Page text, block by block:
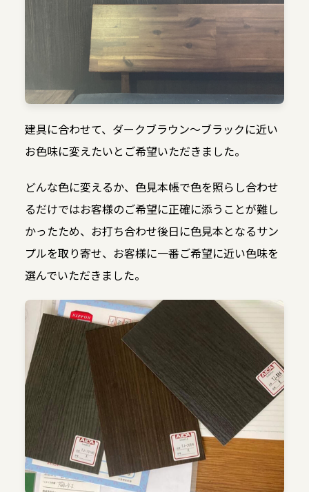
建具に合わせて、ダークブラウン〜ブラックに近い
お色味に変えたいとご希望いただきました。
どんな色に変えるか、色見本帳で色を照らし合わせ
るだけではお客様のご希望に正確に添うことが難し
かったため、お打ち合わせ後日に色見本となるサン
プルを取り寄せ、お客様に一番ご希望に近い色味を
選んでいただきました。